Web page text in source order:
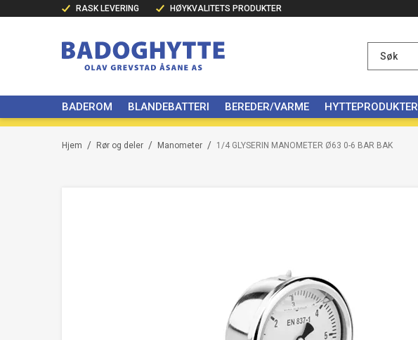
RASK LEVERING HØYKVALITETS PRODUKTER
BADEROM BLANDEBATTERI BEREDER/VARME HYTTEPRODUKTER
/
Hjem /
Rør og deler /
Manometer 1/4 GLYSERIN MANOMETER Ø63 0-6 BAR BAK